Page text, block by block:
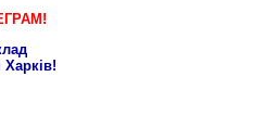
Харків!